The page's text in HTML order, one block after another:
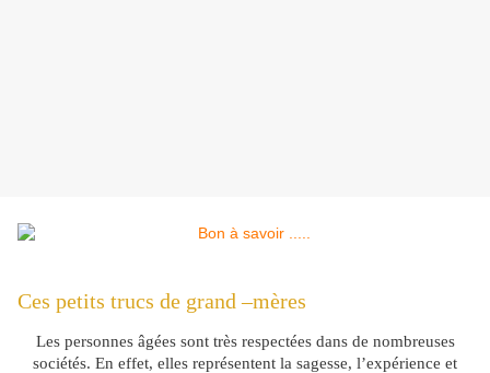
Ces petits trucs de grand –mères
Les personnes âgées sont très respectées dans de nombreuses
sociétés. En effet, elles représentent la sagesse, l’expérience et